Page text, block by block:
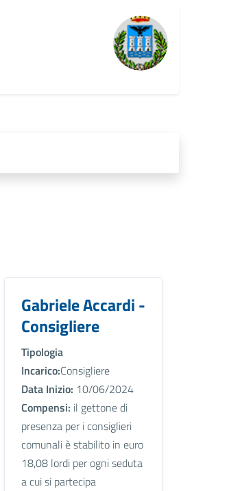
Gabriele Accardi -
Consigliere
Tipologia
Incarico:Consigliere
Data Inizio: 10/06/2024
Compensi: il gettone di
presenza per i consiglieri
comunali è stabilito in euro
18,08 lordi per ogni seduta
a cui si partecipa